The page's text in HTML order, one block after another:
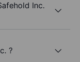
Inc.
?